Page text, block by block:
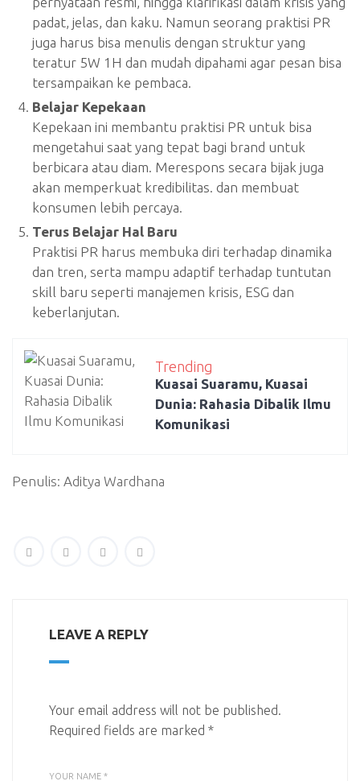
padat, jelas, dan kaku. Namun seorang praktisi PR
juga harus bisa menulis dengan struktur yang
teratur 5W 1H dan mudah dipahami agar pesan bisa
tersampaikan ke pembaca.
Belajar Kepekaan
Kepekaan ini membantu praktisi PR untuk bisa
mengetahui saat yang tepat bagi brand untuk
berbicara atau diam. Merespons secara bijak juga
akan memperkuat kredibilitas. dan membuat
konsumen lebih percaya.
Terus Belajar Hal Baru
Praktisi PR harus membuka diri terhadap dinamika
dan tren, serta mampu adaptif terhadap tuntutan
skill baru seperti manajemen krisis, ESG dan
keberlanjutan.
Trending
Kuasai Suaramu, Kuasai
Dunia: Rahasia Dibalik Ilmu
Komunikasi
Penulis: Aditya Wardhana
LEAVE A REPLY
Your email address will not be published.
Required fields are marked *